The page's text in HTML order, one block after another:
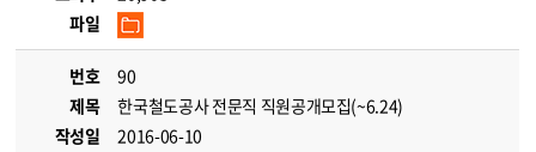
파일
번호
90
제목
한국철도공사 전문직 직원공개모집(~6.24)
작성일
2016-06-10